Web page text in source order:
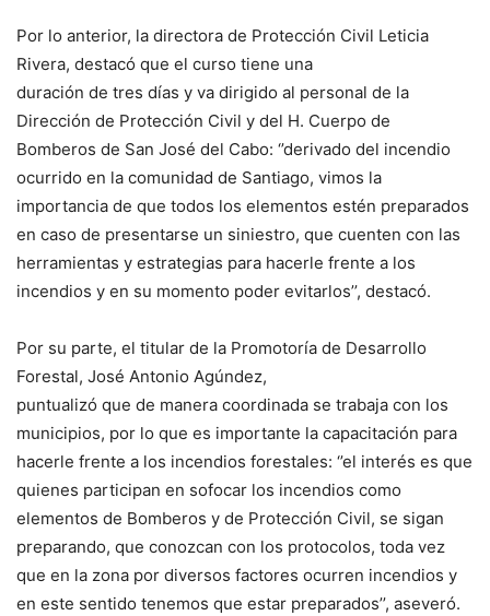
Por lo anterior, la directora de Protección Civil Leticia
Rivera, destacó que el curso tiene una
duración de tres días y va dirigido al personal de la
Dirección de Protección Civil y del H. Cuerpo de
Bomberos de San José del Cabo: ‘’derivado del incendio
ocurrido en la comunidad de Santiago, vimos la
importancia de que todos los elementos estén preparados
en caso de presentarse un siniestro, que cuenten con las
herramientas y estrategias para hacerle frente a los
incendios y en su momento poder evitarlos’’, destacó.
Por su parte, el titular de la Promotoría de Desarrollo
Forestal, José Antonio Agúndez,
puntualizó que de manera coordinada se trabaja con los
municipios, por lo que es importante la capacitación para
hacerle frente a los incendios forestales: ‘’el interés es que
quienes participan en sofocar los incendios como
elementos de Bomberos y de Protección Civil, se sigan
preparando, que conozcan con los protocolos, toda vez
que en la zona por diversos factores ocurren incendios y
en este sentido tenemos que estar preparados’’, aseveró.